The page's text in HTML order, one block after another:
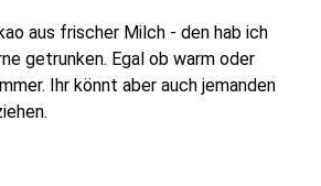
aus frischer Milch - den hab ich
getrunken. Egal ob warm oder
Ihr könnt aber auch jemanden